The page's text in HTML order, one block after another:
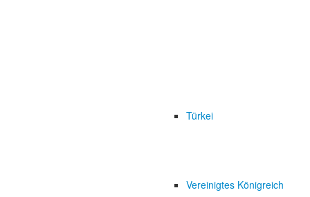
Türkei
Vereinigtes Königreich